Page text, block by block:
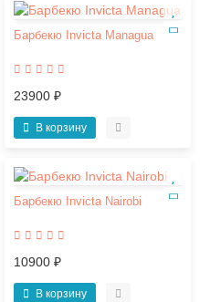
Барбекю Invicta Managua
23900 ₽
В корзину
Барбекю Invicta Nairobi
10900 ₽
В корзину